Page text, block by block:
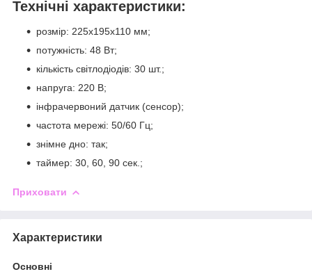
Технічні характеристики:
розмір: 225x195x110 мм;
потужність: 48 Вт;
кількість світлодіодів: 30 шт.;
напруга: 220 В;
інфрачервоний датчик (сенсор);
частота мережі: 50/60 Гц;
знімне дно: так;
таймер: 30, 60, 90 сек.;
Приховати
Характеристики
Основні